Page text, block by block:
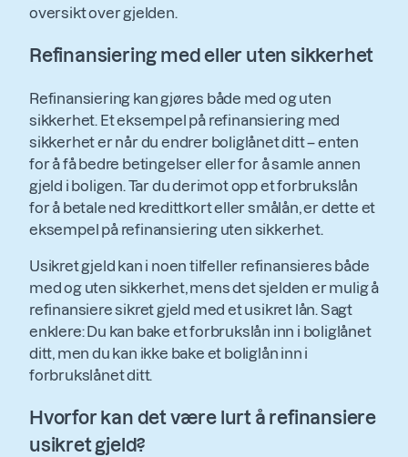
oversikt over gjelden.
Refinansiering med eller uten sikkerhet
Refinansiering kan gjøres både med og uten
sikkerhet. Et eksempel på refinansiering med
sikkerhet er når du endrer boliglånet ditt – enten
for å få bedre betingelser eller for å samle annen
gjeld i boligen. Tar du derimot opp et forbrukslån
for å betale ned kredittkort eller smålån, er dette et
eksempel på refinansiering uten sikkerhet.
Usikret gjeld kan i noen tilfeller refinansieres både
med og uten sikkerhet, mens det sjelden er mulig å
refinansiere sikret gjeld med et usikret lån. Sagt
enklere: Du kan bake et forbrukslån inn i boliglånet
ditt, men du kan ikke bake et boliglån inn i
forbrukslånet ditt.
Hvorfor kan det være lurt å refinansiere
usikret gjeld?